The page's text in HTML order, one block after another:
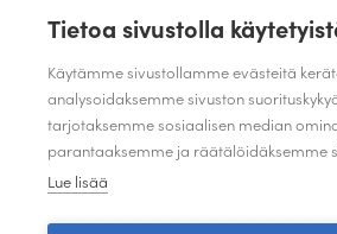
TILAA JULISTAMON
ANNA PALAUTETTA
Tietoa sivustolla
Käytämme sivustollamme evästeitä
analysoidaksemme sivuston
tarjotaksemme sosiaalisen median
parantaaksemme ja räätälöidäksemme
Lue lisää